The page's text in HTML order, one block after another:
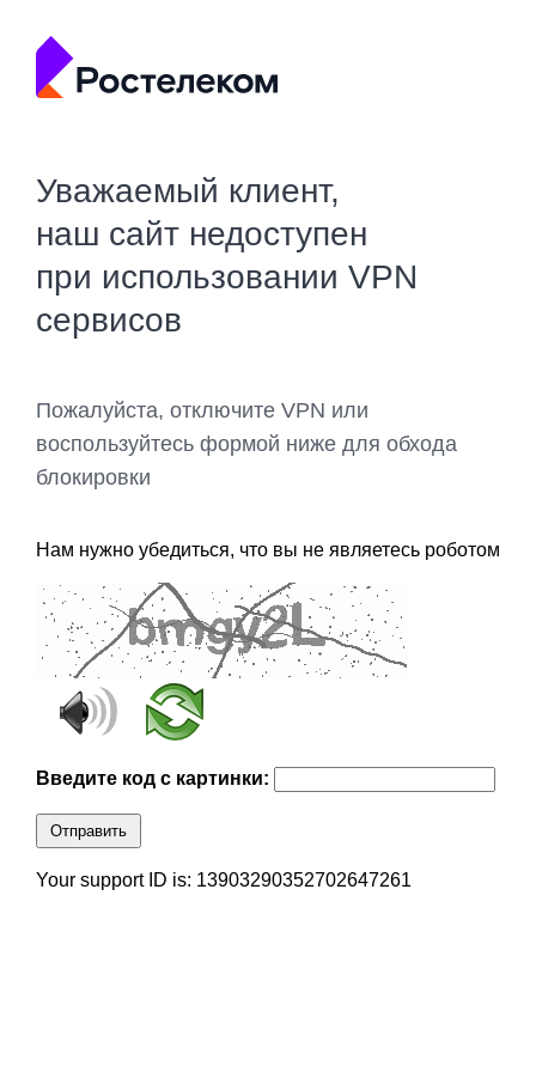
Уважаемый клиент,
наш сайт недоступен
при использовании VPN
сервисов
Пожалуйста, отключите VPN или
воспользуйтесь формой ниже для обхода
блокировки
Нам нужно убедиться, что вы не являетесь роботом
Введите код с картинки:
Отправить
Your support ID is: 13903290352702647261